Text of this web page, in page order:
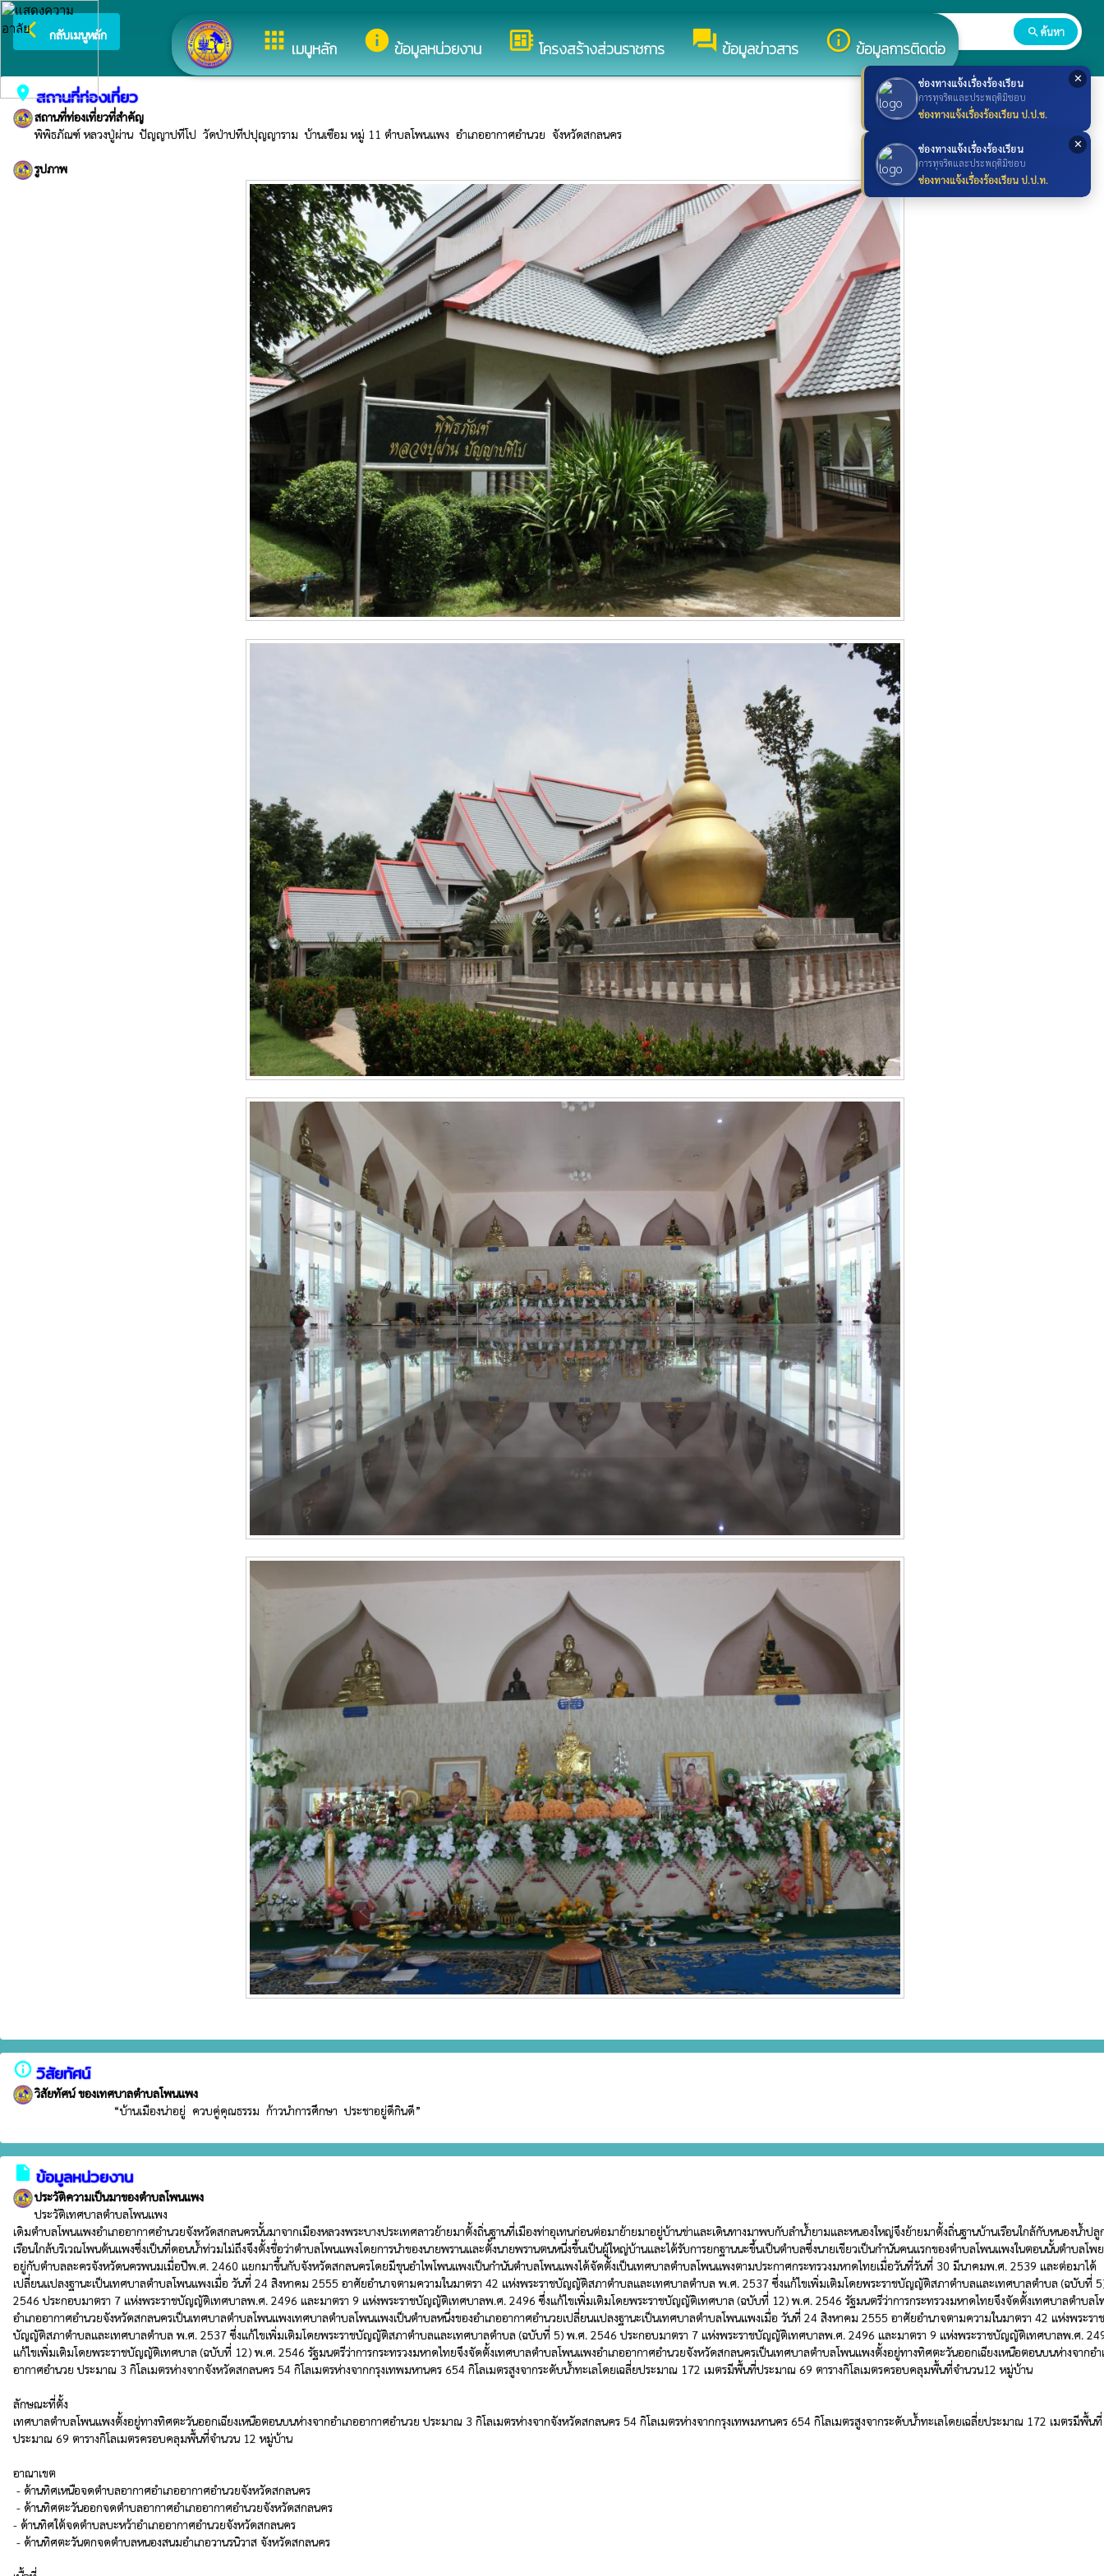
✕
ช่องทางแจ้งเรื่องร้องเรียน
การทุจริตและประพฤติมิชอบ
ช่องทางแจ้งเรื่องร้องเรียน ป.ป.ช.
✕
ช่องทางแจ้งเรื่องร้องเรียน
การทุจริตและประพฤติมิชอบ
ช่องทางแจ้งเรื่องร้องเรียน ป.ป.ท.
appsเมนูหลัก infoข้อมูลหน่วยงาน developer_boardโครงสร้างส่วนราชการ forumข้อมูลข่าวสาร info_outlineข้อมูลการติดต่อ
arrow_back_ios กลับเมนูหลัก ยินดีต้อนรับสู่เว็บไซต์ของ เทศบาลตำบลโพนแพง search search ค้นหา
placeสถานที่ท่องเที่ยว
สถานที่ท่องเที่ยวที่สำคัญ
พิพิธภัณฑ์ หลวงปู่ผ่าน  ปัญญาปทีโป  วัดป่าปทีปปุญญาราม  บ้านเซือม หมู่ 11 ตำบลโพนแพง  อำเภออากาศอำนวย  จังหวัดสกลนคร
รูปภาพ
info_outline วิสัยทัศน์
วิสัยทัศน์ ของเทศบาลตำบลโพนแพง
                        “บ้านเมืองน่าอยู่  ควบคู่คุณธรรม  ก้าวนำการศึกษา  ประชาอยู่ดีกินดี”
insert_drive_file ข้อมูลหน่วยงาน
ประวัติความเป็นมาของตำบลโพนแพง
ประวัติเทศบาลตำบลโพนแพง
เดิมตำบลโพนแพงอำเภออากาศอำนวยจังหวัดสกลนครนั้นมาจากเมืองหลวงพระบางประเทศลาวย้ายมาตั้งถิ่นฐานที่เมืองท่าอุเทนก่อนต่อมาย้ายมาอยู่บ้านข่าและเดินทางมาพบกับลำน้ำยามและหนองใหญ่จึงย้ายมาตั้งถิ่นฐานบ้านเรือนใกล้กับหนองน้ำปลู
เรือนใกล้บริเวณโพนต้นแพงซึ่งเป็นที่ดอนน้ำท่วมไม่ถึงจึงตั้งชื่อว่าตำบลโพนแพงโดยการนำของนายพรานและตั้งนายพรานตนหนึ่งขึ้นเป็นผู้ใหญ่บ้านและได้รับการยกฐานนะขึ้นเป็นตำบลซึ่งนายเขียวเป็นกำนันคนแรกของตำบลโพนแพงในตอนนั้นตำบลโพ
อยู่กับตำบลละครจังหวัดนครพนมเมื่อปีพ.ศ. 2460 แยกมาขึ้นกับจังหวัดสกลนครโดยมีขุนอำไพโพนแพงเป็นกำนันตำบลโพนแพงได้จัดตั้งเป็นเทศบาลตำบลโพนแพงตามประกาศกระทรวงมหาดไทยเมื่อวันที่วันที่ 30 มีนาคมพ.ศ. 2539 และต่อมาได้
เปลี่ยนแปลงฐานะเป็นเทศบาลตำบลโพนแพงเมื่อ วันที่ 24 สิงหาคม 2555 อาศัยอำนาจตามความในมาตรา 42 แห่งพระราชบัญญัติสภาตำบลและเทศบาลตำบล พ.ศ. 2537 ซึ่งแก้ไขเพิ่มเติมโดยพระราชบัญญัติสภาตำบลและเทศบาลตำบล (ฉบับที่
2546 ประกอบมาตรา 7 แห่งพระราชบัญญัติเทศบาลพ.ศ. 2496 และมาตรา 9 แห่งพระราชบัญญัติเทศบาลพ.ศ. 2496 ซึ่งแก้ไขเพิ่มเติมโดยพระราชบัญญัติเทศบาล (ฉบับที่ 12) พ.ศ. 2546 รัฐมนตรีว่าการกระทรวงมหาดไทยจึงจัดตั้งเทศบาลตำบล
อำเภออากาศอำนวยจังหวัดสกลนครเป็นเทศบาลตำบลโพนแพงเทศบาลตำบลโพนแพงเป็นตำบลหนึ่งของอำเภออากาศอำนวยเปลี่ยนแปลงฐานะเป็นเทศบาลตำบลโพนแพงเมื่อ วันที่ 24 สิงหาคม 2555 อาศัยอำนาจตามความในมาตรา 42 แห่งพระราช
บัญญัติสภาตำบลและเทศบาลตำบล พ.ศ. 2537 ซึ่งแก้ไขเพิ่มเติมโดยพระราชบัญญัติสภาตำบลและเทศบาลตำบล (ฉบับที่ 5) พ.ศ. 2546 ประกอบมาตรา 7 แห่งพระราชบัญญัติเทศบาลพ.ศ. 2496 และมาตรา 9 แห่งพระราชบัญญัติเทศบาลพ.ศ.
แก้ไขเพิ่มเติมโดยพระราชบัญญัติเทศบาล (ฉบับที่ 12) พ.ศ. 2546 รัฐมนตรีว่าการกระทรวงมหาดไทยจึงจัดตั้งเทศบาลตำบลโพนแพงอำเภออากาศอำนวยจังหวัดสกลนครเป็นเทศบาลตำบลโพนแพงตั้งอยู่ทางทิศตะวันออกเฉียงเหนือตอนบนห่างจากอำ
อากาศอำนวย ประมาณ 3 กิโลเมตรห่างจากจังหวัดสกลนคร 54 กิโลเมตรห่างจากกรุงเทพมหานคร 654 กิโลเมตรสูงจากระดับน้ำทะเลโดยเฉลี่ยประมาณ 172 เมตรมีพื้นที่ประมาณ 69 ตารางกิโลเมตรครอบคลุมพื้นที่จำนวน12 หมู่บ้าน
ลักษณะที่ตั้ง
เทศบาลตำบลโพนแพงตั้งอยู่ทางทิศตะวันออกเฉียงเหนือตอนบนห่างจากอำเภออากาศอำนวย ประมาณ 3 กิโลเมตรห่างจากจังหวัดสกลนคร 54 กิโลเมตรห่างจากกรุงเทพมหานคร 654 กิโลเมตรสูงจากระดับน้ำทะเลโดยเฉลี่ยประมาณ 172 เมตรมีพื้นที่
ประมาณ 69 ตารางกิโลเมตรครอบคลุมพื้นที่จำนวน 12 หมู่บ้าน
อาณาเขต
- ด้านทิศใต้จดตำบลบะหว้าอำเภออากาศอำนวยจังหวัดสกลนคร